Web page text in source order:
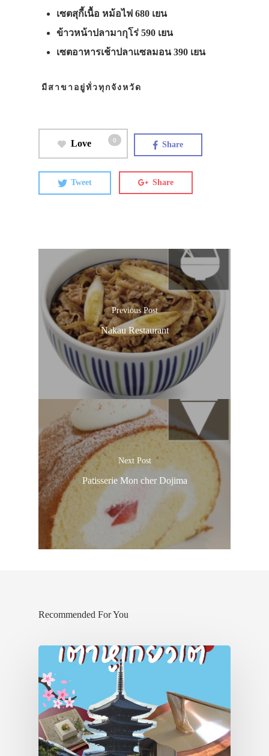
เซตสุกี้เนื้อ หม้อไฟ 680 เยน
ข้าวหน้าปลามากุโร่ 590 เยน
เซตอาหารเช้าปลาแซลมอน 390 เยน
มีสาขาอยู่ทั่วทุกจังหวัด
Love 0 Share
Tweet Share
Previous Post
Nakau Restaurant
Next Post
Patisserie Mon cher Dojima
Recommended For You